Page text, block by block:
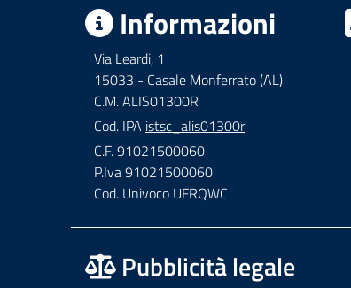
Informazioni
Via Leardi, 1
15033 - Casale Monferrato (AL)
C.M. ALIS01300R
Cod. IPA istsc_alis01300r
C.F. 91021500060
P.Iva 91021500060
Cod. Univoco UFRQWC
Pubblicità legale